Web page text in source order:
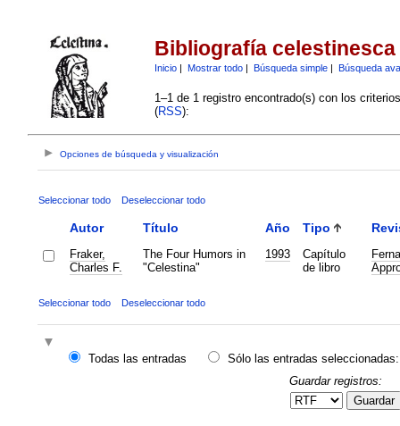
Bibliografía celestinesca
Inicio| Mostrar todo| Búsqueda simple| Búsqueda
1–1 de 1 registro encontrado(s) con los
(RSS):
Opciones de búsqueda y visualización
Seleccionar todo Deseleccionar todo
Autor Título Año Tipo
Fraker,
Charles F.
The Four Humors in
"Celestina"
1993
Capítulo
de libro
Seleccionar todo Deseleccionar todo
Todas las entradas
Sólo las entradas seleccionadas:
Guardar registros:
Guardar